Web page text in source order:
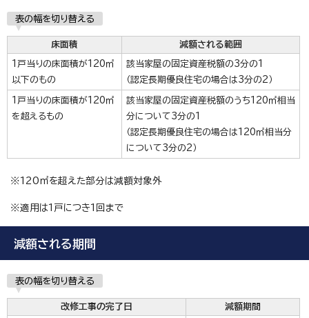
表の幅を切り替える
床面積 減額される範囲
1戸当りの床面積が120㎡
以下のもの
該当家屋の固定資産税額の3分の1
（認定長期優良住宅の場合は3分の2）
1戸当りの床面積が120㎡
を超えるもの
該当家屋の固定資産税額のうち120㎡相当
分について3分の1
（認定長期優良住宅の場合は120㎡相当分
について3分の2）
※120㎡を超えた部分は減額対象外
※適用は1戸につき1回まで
減額される期間
表の幅を切り替える
改修工事の完了日 減額期間